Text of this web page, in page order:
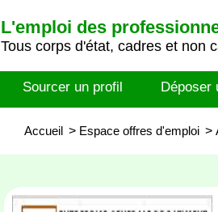
L'emploi des
Tous corps d'état, cadres et non
Sourcer un profil Déposer
Accueil > Espace offres d'emploi >